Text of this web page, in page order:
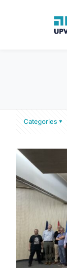
Categories